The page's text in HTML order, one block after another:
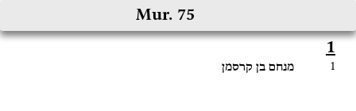
Mur. 75
1
1 מנחם בן קרסמן